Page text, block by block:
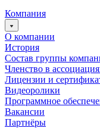
Компания
О компании
История
Состав группы
Членство в
Лицензии и
Видеоролики
Программное
Вакансии
Партнёры